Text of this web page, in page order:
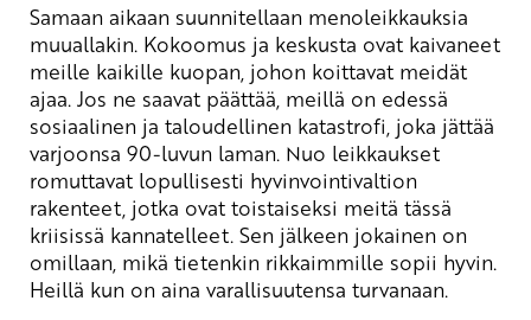
Samaan aikaan suunnitellaan menoleikkauksia
muuallakin. Kokoomus ja keskusta ovat kaivaneet
meille kaikille kuopan, johon koittavat meidät
ajaa. Jos ne saavat päättää, meillä on edessä
sosiaalinen ja taloudellinen katastrofi, joka jättää
varjoonsa 90-luvun laman. Nuo leikkaukset
romuttavat lopullisesti hyvinvointivaltion
rakenteet, jotka ovat toistaiseksi meitä tässä
kriisissä kannatelleet. Sen jälkeen jokainen on
omillaan, mikä tietenkin rikkaimmille sopii hyvin.
Heillä kun on aina varallisuutensa turvanaan.